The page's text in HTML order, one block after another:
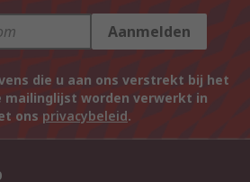
Aanmelden
die u aan ons verstrekt bij het
mailinglijst worden verwerkt in
ons privacybeleid.